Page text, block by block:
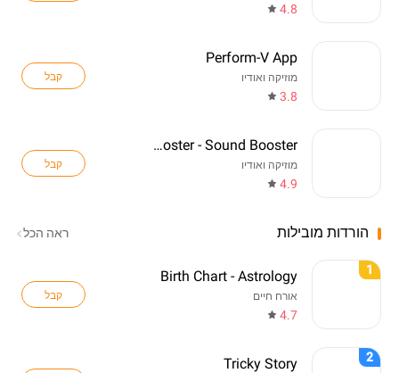
4.8
Perform-V App
מוזיקה ואודיו
3.8
קבל
Volume Booster - Sound Booster
מוזיקה ואודיו
4.9
קבל
הורדות מובילות ראה הכל
1
Birth Chart - Astrology
אורח חיים
4.7
קבל
2
Tricky Story